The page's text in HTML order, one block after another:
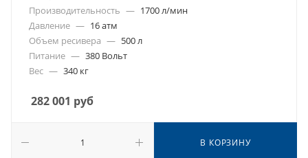
Производительность — 1700 л/мин
Давление — 16 атм
Объем ресивера — 500 л
Питание — 380 Вольт
Вес — 340 кг
282 001 руб
В КОРЗИНУ